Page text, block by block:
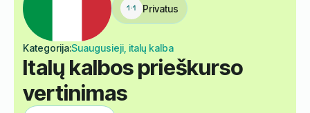
Privatus
Kategorija:Suaugusieji, italų kalba
Italų kalbos prieškurso
vertinimas